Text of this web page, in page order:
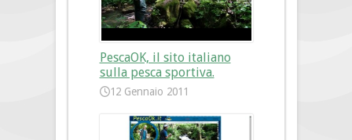
PescaOK, il sito italiano
sulla pesca sportiva.
12 Gennaio 2011